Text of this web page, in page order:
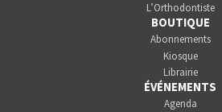
L’Orthodontiste
BOUTIQUE
Abonnements
Kiosque
Librairie
ÉVÉNEMENTS
Agenda